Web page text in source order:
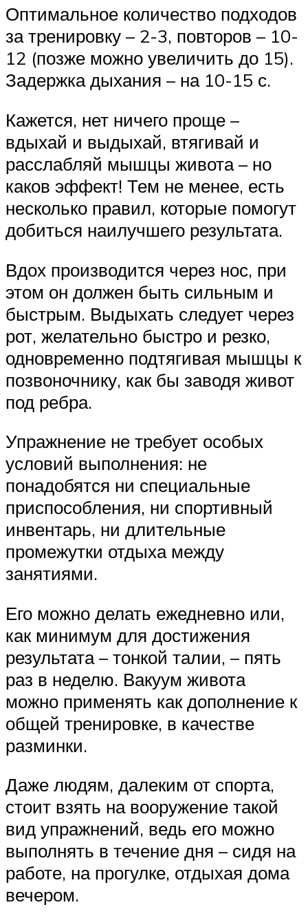
Оптимальное количество подходов
за тренировку – 2-3, повторов – 10-
12 (позже можно увеличить до 15).
Задержка дыхания – на 10-15 с.
Кажется, нет ничего проще –
вдыхай и выдыхай, втягивай и
расслабляй мышцы живота – но
каков эффект! Тем не менее, есть
несколько правил, которые помогут
добиться наилучшего результата.
Вдох производится через нос, при
этом он должен быть сильным и
быстрым. Выдыхать следует через
рот, желательно быстро и резко,
одновременно подтягивая мышцы к
позвоночнику, как бы заводя живот
под ребра.
Упражнение не требует особых
условий выполнения: не
понадобятся ни специальные
приспособления, ни спортивный
инвентарь, ни длительные
промежутки отдыха между
занятиями.
Его можно делать ежедневно или,
как минимум для достижения
результата – тонкой талии, – пять
раз в неделю. Вакуум живота
можно применять как дополнение к
общей тренировке, в качестве
разминки.
Даже людям, далеким от спорта,
стоит взять на вооружение такой
вид упражнений, ведь его можно
выполнять в течение дня – сидя на
работе, на прогулке, отдыхая дома
вечером.